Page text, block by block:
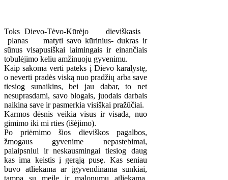
Toks Dievo-Tėvo-Kūrėjo dieviškasis
planas matyti savo kūrinius- dukras ir
sūnus visapusiškai laimingais ir einančiais
tobulėjimo keliu amžinuoju gyvenimu.
Kaip sakoma verti pateks į Dievo karalystę,
o neverti pradės viską nuo pradžių arba save
tiesiog sunaikins, bei jau dabar, to net
nesuprasdami, savo blogais, juodais darbais
naikina save ir pasmerkia visiškai pražūčiai.
Karmos dėsnis veikia visus ir visada, nuo
gimimo iki mi rties (išėjimo).
Po priėmimo šios dieviškos pagalbos,
žmogaus gyvenime nepastebimai,
palaipsniui ir neskausmingai tiesiog daug
kas ima keistis į gerąją pusę. Kas seniau
buvo atliekama ar įgyvendinama sunkiai,
tampa su meile ir malonumu atliekama.